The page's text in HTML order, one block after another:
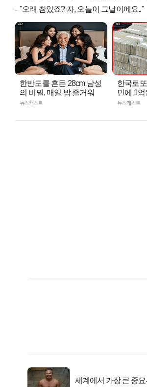
"오래 참았죠? 자, 오늘이 그날이에요.."
한반도를 흔든 28cm 남성
의 비밀, 매일 밤 즐거워
뉴스캐스트
한국로
민에 1
뉴스캐스트
세계에서 가장 큰 중